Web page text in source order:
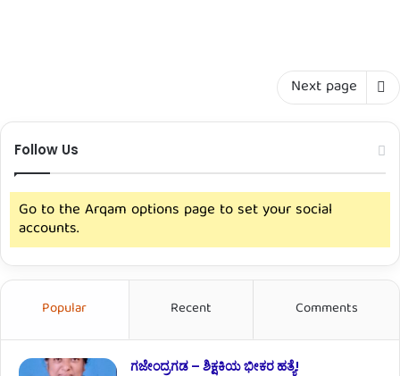
Next page
Follow Us
Go to the Arqam options page to set your social
accounts.
Popular Recent Comments
ಗಜೇಂದ್ರಗಡ – ಶಿಕ್ಷಕಿಯ ಭೀಕರ ಹತ್ಯೆ!